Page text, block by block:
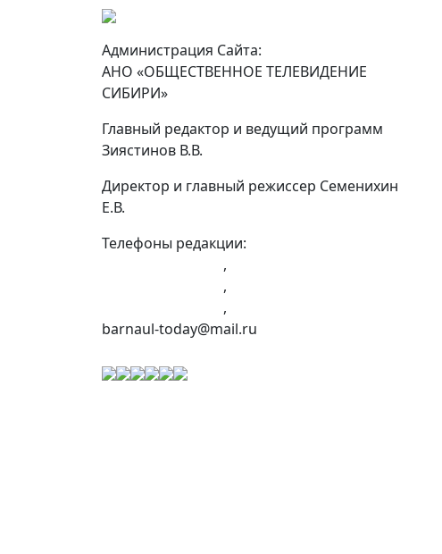
Администрация Сайта:
АНО «ОБЩЕСТВЕННОЕ ТЕЛЕВИДЕНИЕ
СИБИРИ»
Главный редактор и ведущий программ
Зиястинов В.В.
Директор и главный режиссер Семенихин
Е.В.
Телефоны редакции:
,
,
,
barnaul-today@mail.ru